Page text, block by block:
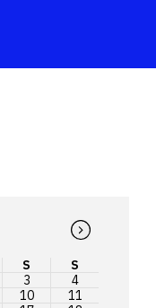
S
S
3
4
10
11